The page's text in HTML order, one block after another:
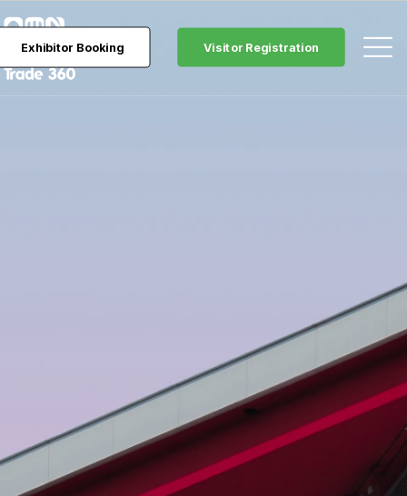
Exhibitor Booking Visitor Registration